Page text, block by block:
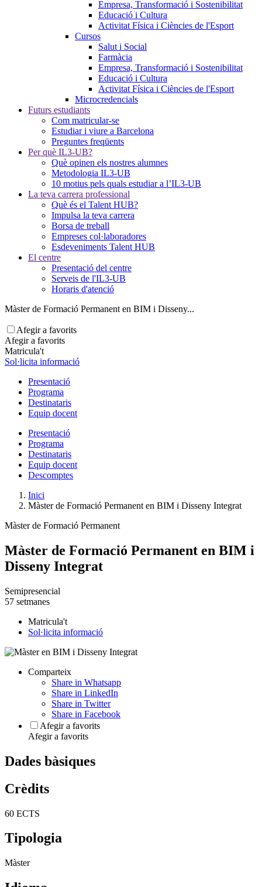
Empresa, Transformació i Sostenibilitat
Educació i Cultura
Activitat Física i Ciències de l'Esport
Cursos
Salut i Social
Farmàcia
Empresa, Transformació i Sostenibilitat
Educació i Cultura
Activitat Física i Ciències de l'Esport
Microcredencials
Futurs estudiants
Com matricular-se
Estudiar i viure a Barcelona
Preguntes freqüents
Per què IL3-UB?
Què opinen els nostres alumnes
Metodologia IL3-UB
10 motius pels quals estudiar a l’IL3-UB
La teva carrera professional
Què és el Talent HUB?
Impulsa la teva carrera
Borsa de treball
Empreses col·laboradores
Esdeveniments Talent HUB
El centre
Presentació del centre
Serveis de l'IL3-UB
Horaris d'atenció
Màster de Formació Permanent en BIM i Disseny...
Afegir a favorits
Afegir a favorits
Matricula't
Sol·licita informació
Presentació
Programa
Destinataris
Equip docent
Presentació
Programa
Destinataris
Equip docent
Descomptes
Inici
Màster de Formació Permanent en BIM i Disseny Integrat
Màster de Formació Permanent
Màster de Formació Permanent en BIM i
Disseny Integrat
Semipresencial
57 setmanes
Matricula't
Sol·licita informació
Comparteix
Share in Whatsapp
Share in LinkedIn
Share in Twitter
Share in Facebook
Afegir a favorits
Afegir a favorits
Dades bàsiques
Crèdits
60 ECTS
Tipologia
Màster